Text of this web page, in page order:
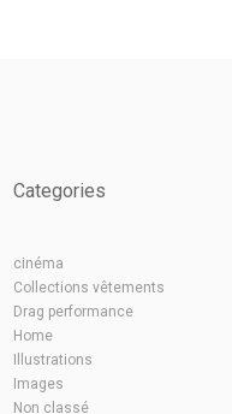
Categories
cinéma
Collections vêtements
Drag performance
Home
Illustrations
Images
Non classé